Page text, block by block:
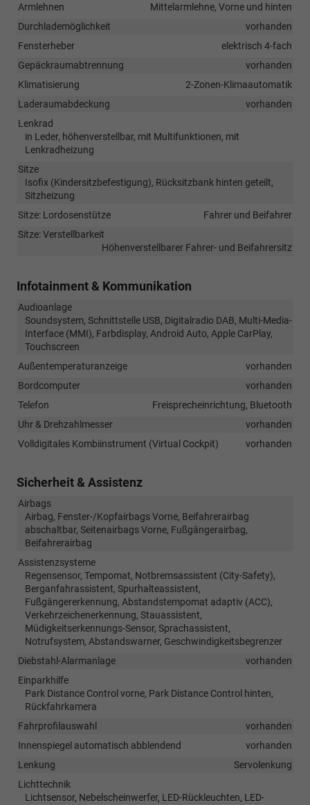
Armlehnen
Mittelarmlehne, Vorne und hinten
Durchlademöglichkeit
vorhanden
Fensterheber
elektrisch 4-fach
Gepäckraumabtrennung
vorhanden
Klimatisierung
2-Zonen-Klimaautomatik
Laderaumabdeckung
vorhanden
Lenkrad
in Leder, höhenverstellbar, mit Multifunktionen, mit
Lenkradheizung
Sitze
Isofix (Kindersitzbefestigung), Rücksitzbank hinten geteilt,
Sitzheizung
Sitze: Lordosenstütze
Fahrer und Beifahrer
Sitze: Verstellbarkeit
Höhenverstellbarer Fahrer- und Beifahrersitz
Infotainment & Kommunikation
Audioanlage
Soundsystem, Schnittstelle USB, Digitalradio DAB, Multi-Media-
Interface (MMI), Farbdisplay, Android Auto, Apple CarPlay,
Touchscreen
Außentemperaturanzeige
vorhanden
Bordcomputer
vorhanden
Telefon
Freisprecheinrichtung, Bluetooth
Uhr & Drehzahlmesser
vorhanden
Volldigitales Kombiinstrument (Virtual Cockpit)
vorhanden
Sicherheit & Assistenz
Airbags
Airbag, Fenster-/Kopfairbags Vorne, Beifahrerairbag
abschaltbar, Seitenairbags Vorne, Fußgängerairbag,
Beifahrerairbag
Assistenzsysteme
Regensensor, Tempomat, Notbremsassistent (City-Safety),
Berganfahrassistent, Spurhalteassistent,
Fußgängererkennung, Abstandstempomat adaptiv (ACC),
Verkehrzeichenerkennung, Stauassistent,
Müdigkeitserkennungs-Sensor, Sprachassistent,
Notrufsystem, Abstandswarner, Geschwindigkeitsbegrenzer
Diebstahl-Alarmanlage
vorhanden
Einparkhilfe
Park Distance Control vorne, Park Distance Control hinten,
Rückfahrkamera
Fahrprofilauswahl
vorhanden
Innenspiegel automatisch abblendend
vorhanden
Lenkung
Servolenkung
Lichttechnik
Lichtsensor, Nebelscheinwerfer, LED-Rückleuchten, LED-